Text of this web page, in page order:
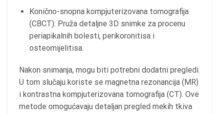
Konično-snopna kompjuterizovana tomografija
(CBCT): Pruža detaljne 3D snimke za procenu
periapikalnih bolesti, perikoronitisa i
osteomijelitisa.
Nakon snimanja, mogu biti potrebni dodatni pregledi.
U tom slučaju koriste se magnetna rezonancija (MR)
i kontrastna kompjuterizovana tomografija (CT). Ove
metode omogućavaju detaljan pregled mekih tkiva